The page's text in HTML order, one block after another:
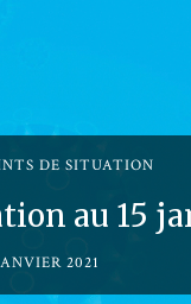
DE SITUATION
au 15
2021